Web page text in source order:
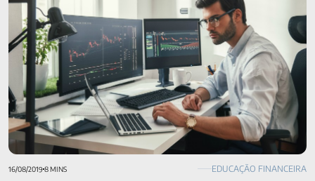
16/08/2019 8 MINS EDUCAÇÃO FINANCEIRA